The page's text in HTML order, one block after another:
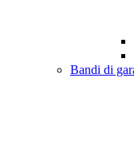
Bandi di